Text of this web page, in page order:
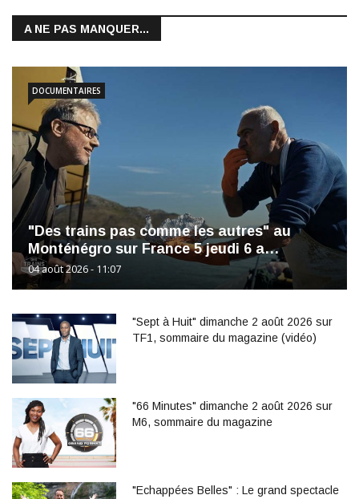
A NE PAS MANQUER...
"Des trains pas comme les autres" au
Monténégro sur France 5 jeudi 6 a…
04 août 2026 - 11:07
DOCUMENTAIRES
"Sept à Huit" dimanche 2 août 2026 sur
TF1, sommaire du magazine (vidéo)
"66 Minutes" dimanche 2 août 2026 sur
M6, sommaire du magazine
"Echappées Belles" : Le grand spectacle